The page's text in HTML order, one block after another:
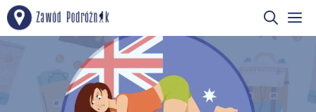
Przejdź
do